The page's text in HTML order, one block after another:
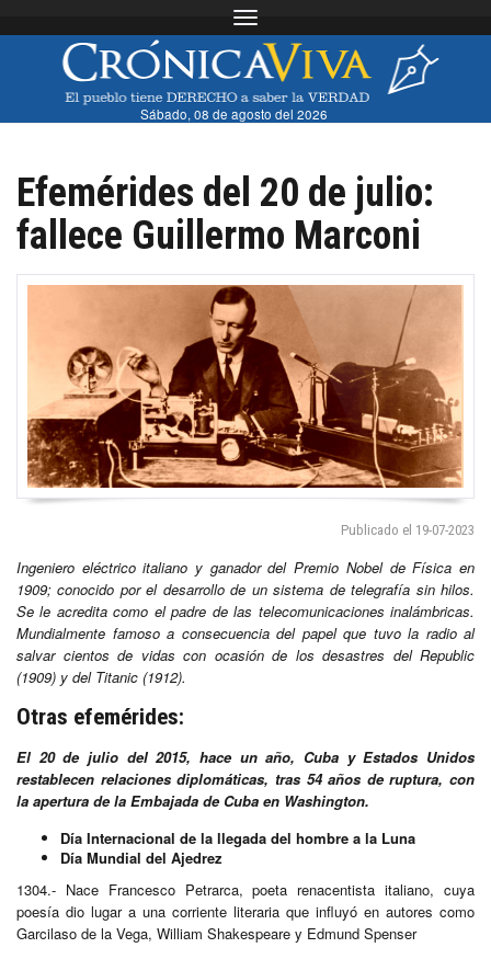
Toggle navigation
Sábado, 08 de agosto del 2026
Efemérides del 20 de julio:
fallece Guillermo Marconi
Publicado el 19-07-2023
Ingeniero eléctrico italiano y ganador del Premio Nobel de Física en
1909; conocido por el desarrollo de un sistema de telegrafía sin hilos.
Se le acredita como el padre de las telecomunicaciones inalámbricas.
Mundialmente famoso a consecuencia del papel que tuvo la radio al
salvar cientos de vidas con ocasión de los desastres del Republic
(1909) y del Titanic (1912).
Otras efemérides:
El 20 de julio del 2015, hace un año, Cuba y Estados Unidos
restablecen relaciones diplomáticas, tras 54 años de ruptura, con
la apertura de la Embajada de Cuba en Washington.
Día Internacional de la llegada del hombre a la Luna
Día Mundial del Ajedrez
1304.- Nace Francesco Petrarca, poeta renacentista italiano, cuya
poesía dio lugar a una corriente literaria que influyó en autores como
Garcilaso de la Vega, William Shakespeare y Edmund Spenser